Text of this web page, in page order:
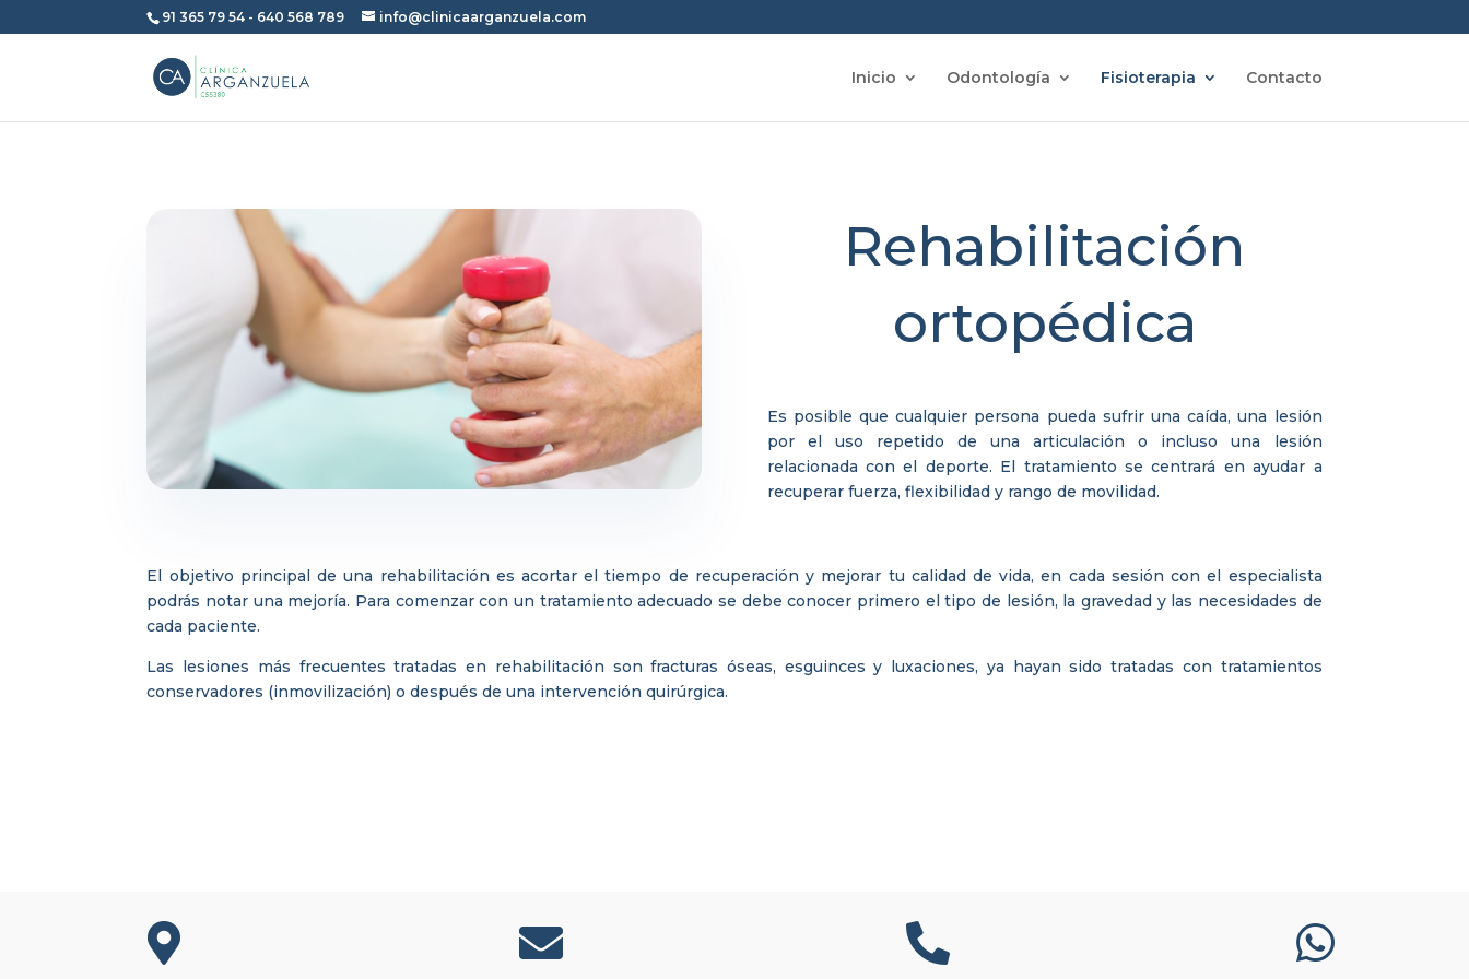
91 365 79 54 - 640 568 789 info@clinicaarganzuela.com
Inicio Odontología Fisioterapia Contacto
Rehabilitación
ortopédica
Es posible que cualquier persona pueda sufrir una caída, una lesión
por el uso repetido de una articulación o incluso una lesión
relacionada con el deporte. El tratamiento se centrará en ayudar a
recuperar fuerza, flexibilidad y rango de movilidad.
El objetivo principal de una rehabilitación es acortar el tiempo de recuperación y mejorar tu calidad de vida, en cada sesión con el especialista
podrás notar una mejoría. Para comenzar con un tratamiento adecuado se debe conocer primero el tipo de lesión, la gravedad y las necesidades de
cada paciente.
Las lesiones más frecuentes tratadas en rehabilitación son fracturas óseas, esguinces y luxaciones, ya hayan sido tratadas con tratamientos
conservadores (inmovilización) o después de una intervención quirúrgica.
   